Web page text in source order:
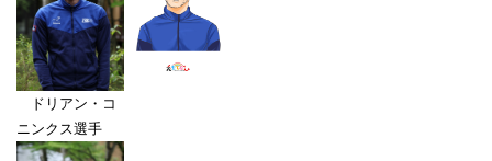
ドリアン・コ
ニンクス選手